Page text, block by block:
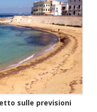
sulle previsioni